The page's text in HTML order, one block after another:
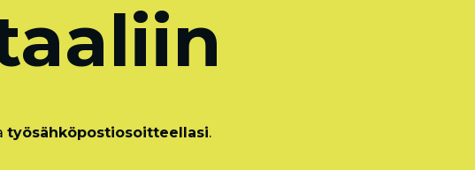
työsähköpostiosoitteellasi.